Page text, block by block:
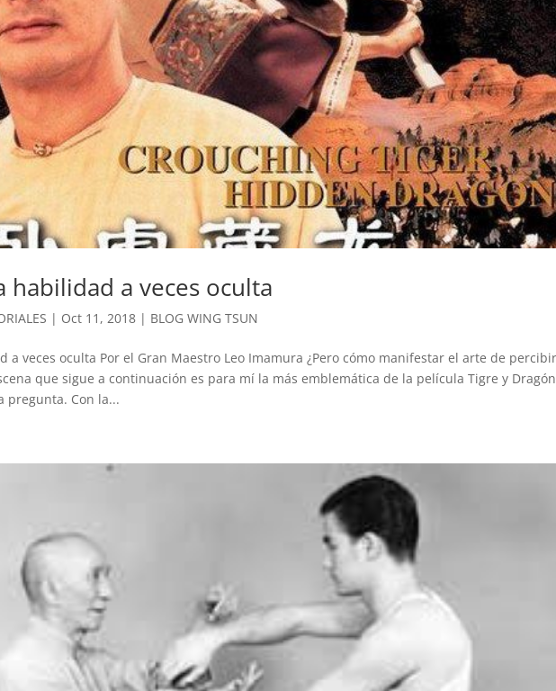
habilidad a veces oculta
| Oct 11, 2018 | BLOG WING TSUN
a veces oculta Por el Gran Maestro Leo Imamura ¿Pero cómo manifestar el arte de
que sigue a continuación es para mí la más emblemática de la película Tigre y Dragón
pregunta. Con la...